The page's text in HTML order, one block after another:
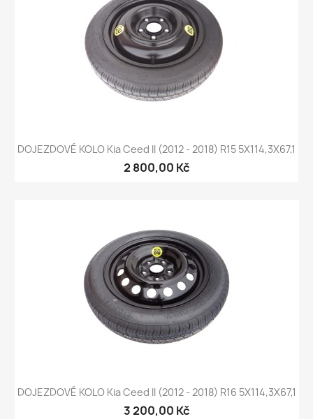
DOJEZDOVÉ KOLO Kia Ceed II (2012 - 2018) R15 5X114,3X67,1
2 800,00 Kč
DOJEZDOVÉ KOLO Kia Ceed II (2012 - 2018) R16 5X114,3X67,1
3 200,00 Kč